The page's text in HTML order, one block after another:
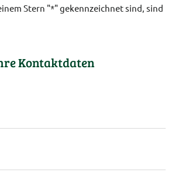
Stern "*" gekennzeichnet sind, sind
Kontaktdaten